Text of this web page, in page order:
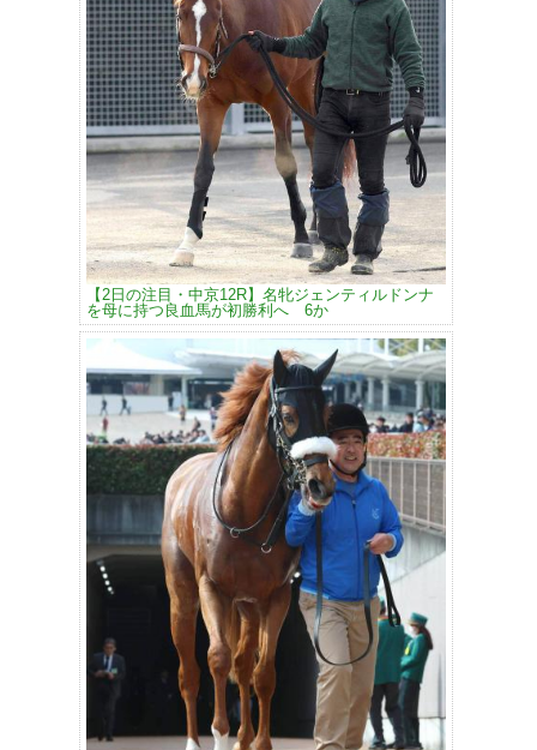
【2日の注目・中京12R】名牝ジェンティルドンナ
を母に持つ良血馬が初勝利へ 6か